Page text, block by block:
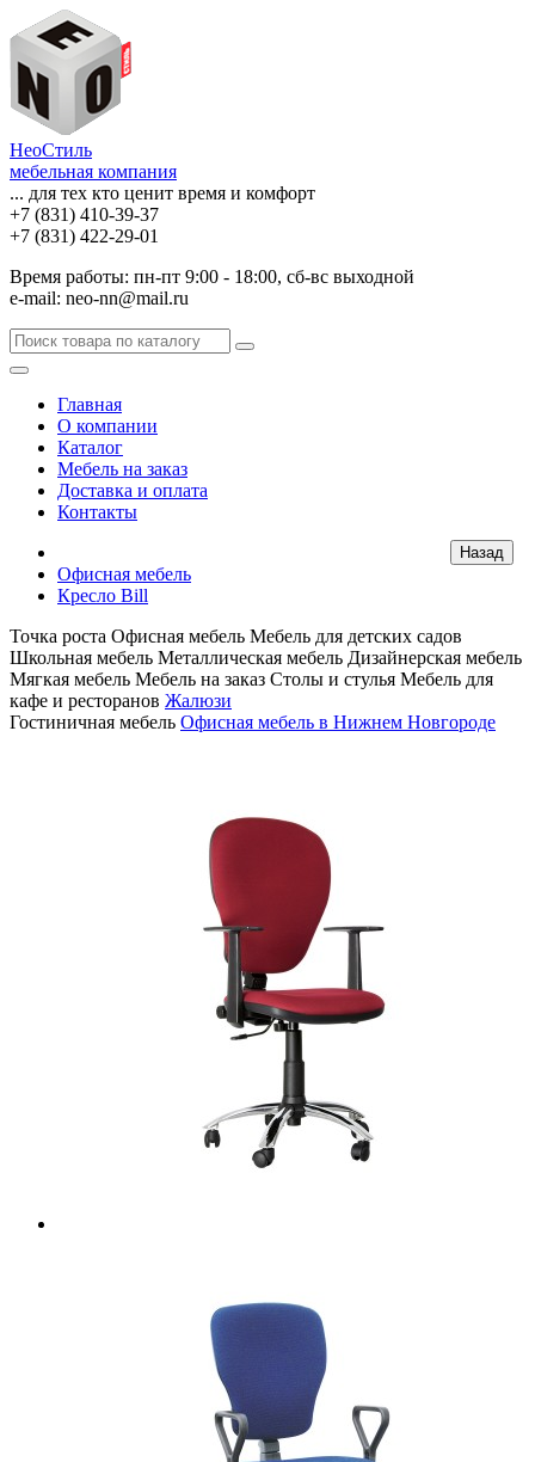
НеоСтиль
мебельная компания
... для тех кто ценит время и комфорт
+7 (831) 410-39-37
+7 (831) 422-29-01
Время работы: пн-пт 9:00 - 18:00, сб-вс выходной
e-mail: neo-nn@mail.ru
Главная
О компании
Каталог
Мебель на заказ
Доставка и оплата
Контакты
Офисная мебель
Кресло Bill
Точка роста Офисная мебель Мебель для детских садов
Школьная мебель Металлическая мебель Дизайнерская мебель
Мягкая мебель Мебель на заказ Столы и стулья Мебель для
кафе и ресторанов Жалюзи
Гостиничная мебель Офисная мебель в Нижнем Новгороде